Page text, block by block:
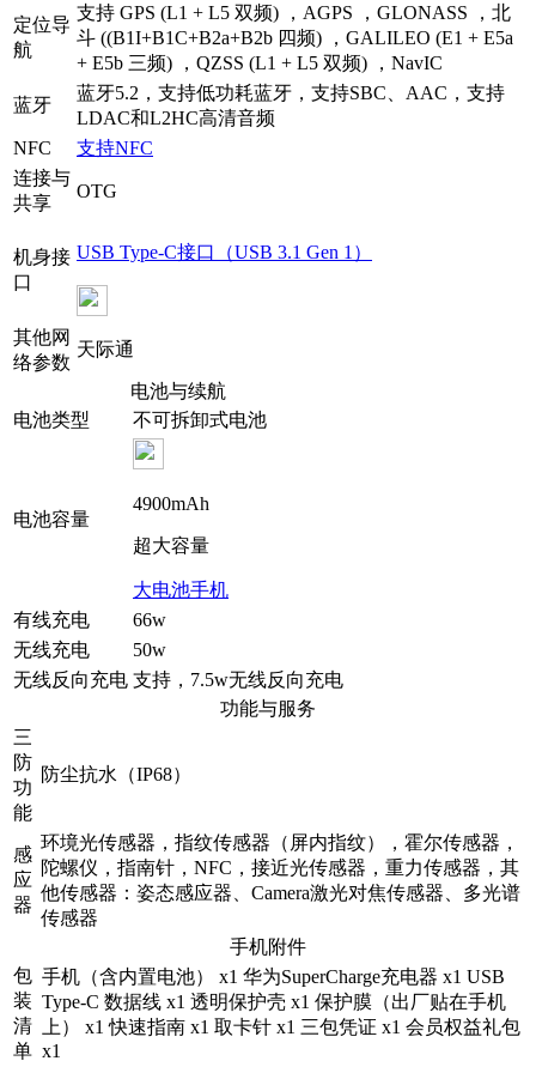
定位导
航
支持 GPS (L1 + L5 双频) ，AGPS ，GLONASS ，北
斗 ((B1I+B1C+B2a+B2b 四频) ，GALILEO (E1 + E5a
+ E5b 三频) ，QZSS (L1 + L5 双频) ，NavIC
蓝牙
蓝牙5.2，支持低功耗蓝牙，支持SBC、AAC，支持
LDAC和L2HC高清音频
NFC
支持NFC
连接与
共享
OTG
机身接
口
USB Type-C接口（USB 3.1 Gen 1）
其他网
络参数
天际通
电池与续航
电池类型
不可拆卸式电池
电池容量
4900mAh
超大容量
大电池手机
有线充电
66w
无线充电
50w
无线反向充电 支持，7.5w无线反向充电
功能与服务
三
防
功
能
防尘抗水（IP68）
感
应
器
环境光传感器，指纹传感器（屏内指纹），霍尔传感器，
陀螺仪，指南针，NFC，接近光传感器，重力传感器，其
他传感器：姿态感应器、Camera激光对焦传感器、多光谱
传感器
手机附件
包
装
清
单
手机（含内置电池） x1 华为SuperCharge充电器 x1 USB
Type-C 数据线 x1 透明保护壳 x1 保护膜（出厂贴在手机
上） x1 快速指南 x1 取卡针 x1 三包凭证 x1 会员权益礼包
x1